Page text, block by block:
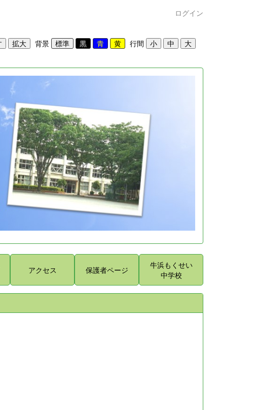
ログイン
背景 行間
アクセス 保護者ページ
牛浜もくせい
中学校